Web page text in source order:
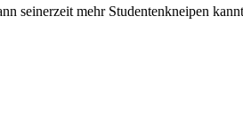
seinerzeit mehr Studentenkneipen